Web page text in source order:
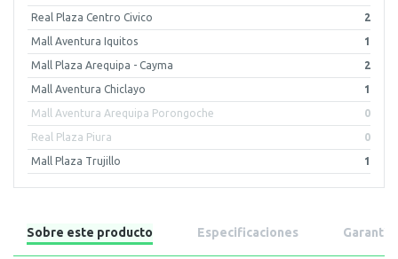
Real Plaza Centro Civico 2
Mall Aventura Iquitos 1
Mall Plaza Arequipa - Cayma 2
Mall Aventura Chiclayo 1
Mall Aventura Arequipa Porongoche 0
Real Plaza Piura 0
Mall Plaza Trujillo 1
Sobre este producto Especificaciones Garantía